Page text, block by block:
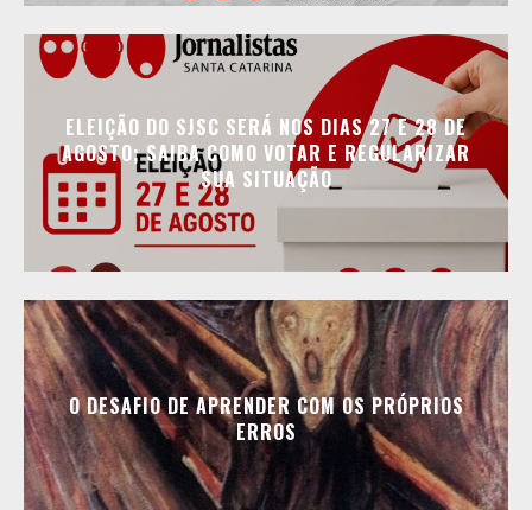
ELEIÇÃO DO SJSC SERÁ NOS DIAS 27 E 28 DE
AGOSTO; SAIBA COMO VOTAR E REGULARIZAR
SUA SITUAÇÃO
O DESAFIO DE APRENDER COM OS PRÓPRIOS
ERROS